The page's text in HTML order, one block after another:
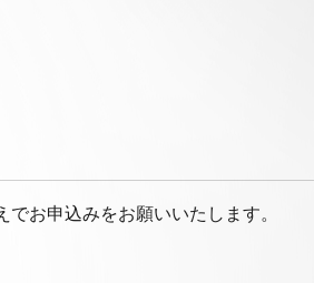
お申込みをお願いいたします。